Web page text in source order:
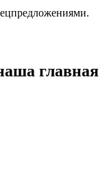
главная